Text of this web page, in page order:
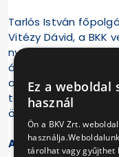
Tarlós István
Vitézy Dávid, a BKK
nyomán az M2-es
állomására
azóta a H5-ös
található életmentő
önkormányzat
A defibrillátorok
Ez a weboldal
használ
Ön a BKV Zrt.
tárolhat vagy gyűjthet